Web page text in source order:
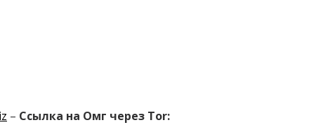
– Ссылка на Омг через Tor: